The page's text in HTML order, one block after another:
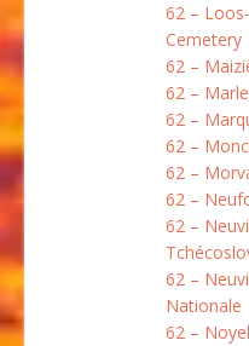
62 –
Cemetery
62 –
62 –
62 –
62 –
62 –
62 –
62 –
62 –
Nationale
62 –